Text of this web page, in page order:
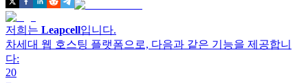
저희는 Leapcell입니다.
차세대 웹 호스팅 플랫폼으로, 다음과 같은 기능을 제공합니
다:
20